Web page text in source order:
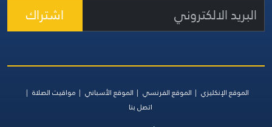
اشتراك
الموقع الإنكليزي الموقع الفرنسي الموقع الأسباني
مواقيت الصلاة
اتصل بنا